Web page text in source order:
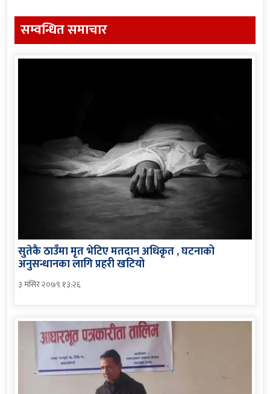
सम्वन्धित समाचार
सुतेकै ठाउँमा मृत भेटिए मतदान अधिकृत , घटनाको
अनुसन्धानका लागि प्रहरी खटियो
३ मंसिर २०७९ १३:२६